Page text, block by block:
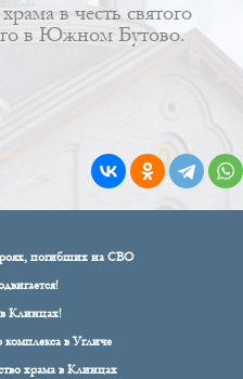
в честь святого
в Южном Бутово.
погибших на СВО
в Клинцах!
комплекса в Угличе
храма в Клинцах